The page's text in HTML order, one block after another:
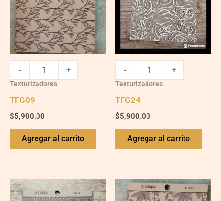
- +
Texturizadores
TFG09
$5,900.00
Agregar al carrito
- +
Texturizadores
TFG24
$5,900.00
Agregar al carrito
TFG14
quantity
TFG07
quantity